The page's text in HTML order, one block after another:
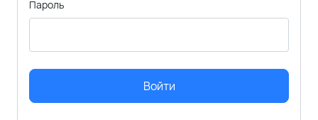
Пароль
Войти